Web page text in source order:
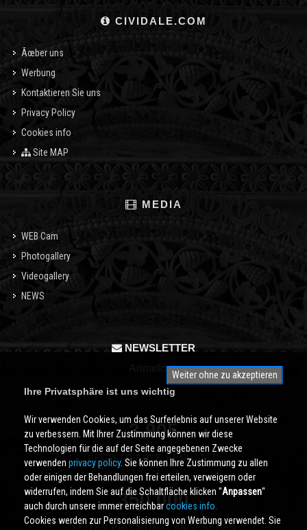
CIVIDALE.COM
Ãœber uns
Werbung
Kontaktieren Sie uns
Privacy Policy
Cookies info
Site MAP
MEDIA
WEB Cam
Photogallery
Videogallery
NEWS
NEWSLETTER
Anmelden
3,905
REGISTRIERTE BENUTZER
350,000
SEITEN PRO MONAT ANGESEHEN
Weiter ohne zu akzeptieren
Ihre Privatsphäre ist uns wichtig
Wir verwenden Cookies, um das Surferlebnis auf unserer Website
zu verbessern. Mit Ihrer Zustimmung können wir diese
Technologien für die auf der Seite angegebenen Zwecke
verwenden privacy policy. Sie können Ihre Zustimmung zu allen
oder einigen der Behandlungen frei erteilen, verweigern oder
widerrufen, indem Sie auf die Schaltfläche klicken ''Anpassen''
auch durch unsere immer erreichbarcookies info.
Cookies werden zur Personalisierung von Werbung verwendet. Sie